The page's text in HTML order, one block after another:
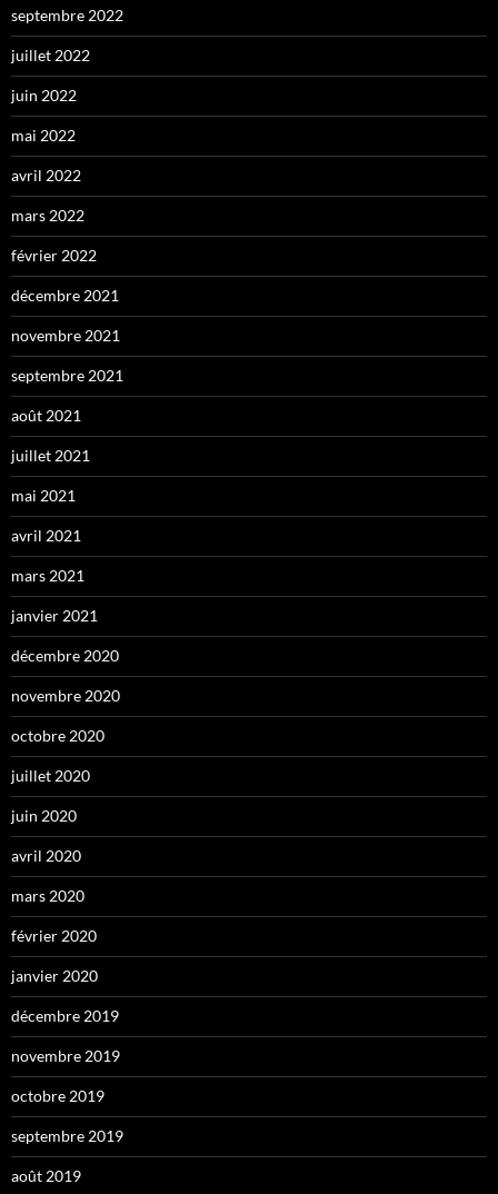
septembre 2022
juillet 2022
juin 2022
mai 2022
avril 2022
mars 2022
février 2022
décembre 2021
novembre 2021
septembre 2021
août 2021
juillet 2021
mai 2021
avril 2021
mars 2021
janvier 2021
décembre 2020
novembre 2020
octobre 2020
juillet 2020
juin 2020
avril 2020
mars 2020
février 2020
janvier 2020
décembre 2019
novembre 2019
octobre 2019
septembre 2019
août 2019